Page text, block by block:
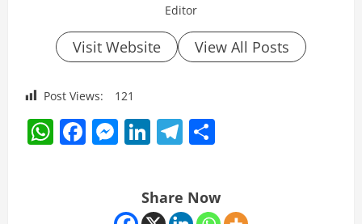
Editor
Visit Website View All Posts
Post Views: 121
WhatsApp
Facebook
Messenger
LinkedIn
Telegram
Share Now